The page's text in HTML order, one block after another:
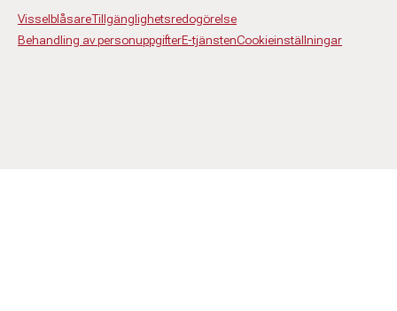
VisselblåsareTillgänglighetsredogörelse
Behandling av personuppgifterE-tjänstenCookieinställningar